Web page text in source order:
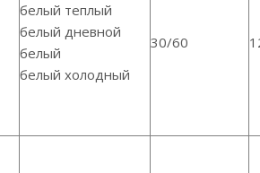
белый теплый
белый дневной
белый
белый холодный
30/60